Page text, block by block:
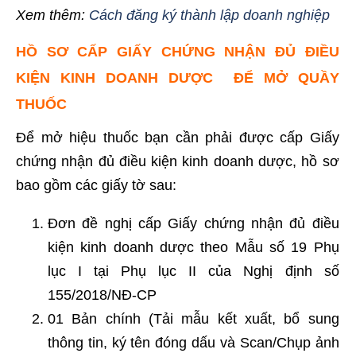
Xem thêm: Cách đăng ký thành lập doanh nghiệp
HỒ SƠ CẤP GIẤY CHỨNG NHẬN ĐỦ ĐIỀU
KIỆN KINH DOANH DƯỢC ĐỂ MỞ QUẦY
THUỐC
Để mở hiệu thuốc bạn cần phải được cấp Giấy
chứng nhận đủ điều kiện kinh doanh dược, hồ sơ
bao gồm các giấy tờ sau:
Đơn đề nghị cấp Giấy chứng nhận đủ điều
kiện kinh doanh dược theo Mẫu số 19 Phụ
lục I tại Phụ lục II của Nghị định số
155/2018/NĐ-CP
01 Bản chính (Tải mẫu kết xuất, bổ sung
thông tin, ký tên đóng dấu và Scan/Chụp ảnh